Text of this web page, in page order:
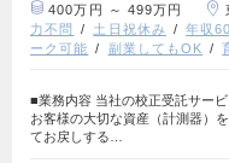
400万円 ～ 499万円
力不問
土日祝休み 年収
ーク可能
副業してもOK
■業務内容 当社の校正受託サービ
お客様の大切な資産（計測器）
てお戻しする…